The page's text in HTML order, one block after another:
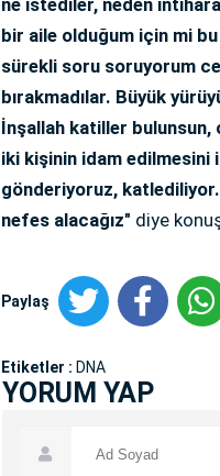
bir aile olduğum için mi bu
sürekli soru soruyorum
bırakmadılar. Büyük
İnşallah katiller bulunsun,
iki kişinin idam edilmesini
gönderiyoruz,
nefes alacağız" diye
Paylaş
Etiketler : DNA
YORUM YAP